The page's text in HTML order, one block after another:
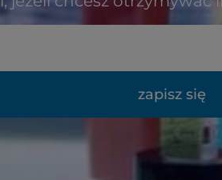
zapisz się